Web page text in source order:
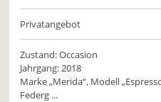
Privatangebot
Zustand: Occasion
Jahrgang: 2018
Marke „Merida“, Modell
Federg ...